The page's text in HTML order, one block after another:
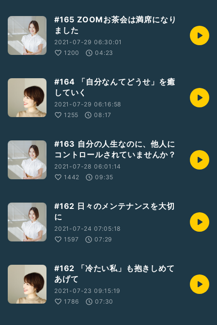
#165 ZOOMお茶会は満席になり
ました
2021-07-29 06:30:01
1200
04:23
#164 「自分なんてどうせ」を癒
していく
2021-07-29 06:16:58
1255
08:17
#163 自分の人生なのに、他人に
コントロールされていませんか？
2021-07-28 06:01:14
1442
09:35
#162 日々のメンテナンスを大切
に
2021-07-24 07:05:18
1597
07:29
#162 「冷たい私」も抱きしめて
あげて
2021-07-23 09:15:19
1786
07:30